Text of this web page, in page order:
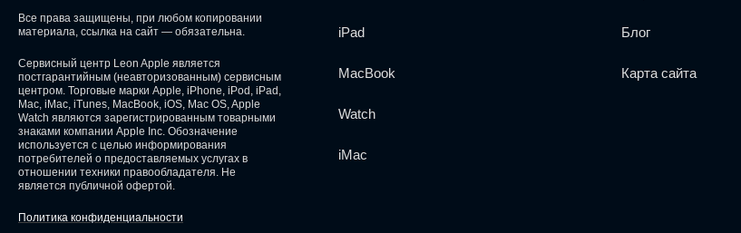
Все права защищены, при любом копировании
материала, ссылка на сайт — обязательна.
Сервисный центр Leon Apple является
постгарантийным (неавторизованным) сервисным
центром. Торговые марки Apple, iPhone, iPod, iPad,
Mac, iMac, iTunes, MacBook, iOS, Mac OS, Apple
Watch являются зарегистрированным товарными
знаками компании Apple Inc. Обозначение
используется с целью информирования
потребителей о предоставляемых услугах в
отношении техники правообладателя. Не
является публичной офертой.
Политика конфиденциальности
iPad
MacBook
Watch
iMac
Блог
Карта сайта